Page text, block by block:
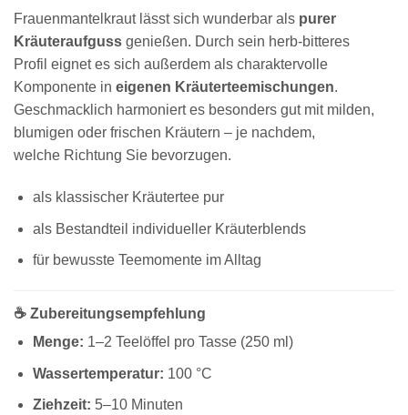
Frauenmantelkraut lässt sich wunderbar als purer
Kräuteraufguss genießen. Durch sein herb-bitteres
Profil eignet es sich außerdem als charaktervolle
Komponente in eigenen Kräuterteemischungen.
Geschmacklich harmoniert es besonders gut mit milden,
blumigen oder frischen Kräutern – je nachdem,
welche Richtung Sie bevorzugen.
als klassischer Kräutertee pur
als Bestandteil individueller Kräuterblends
für bewusste Teemomente im Alltag
☕ Zubereitungsempfehlung
Menge: 1–2 Teelöffel pro Tasse (250 ml)
Wassertemperatur: 100 °C
Ziehzeit: 5–10 Minuten